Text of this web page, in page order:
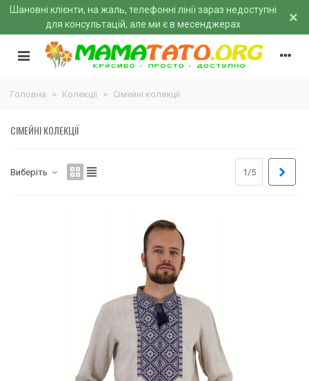
Шановні клієнти, на жаль, телефонні лінії зараз недоступні
для консультацій, але ми єв месенджерах ×
Головна > Колекції > Сімейні колекції
СІМЕЙНІ КОЛЕКЦІЇ
Виберіть 1/5